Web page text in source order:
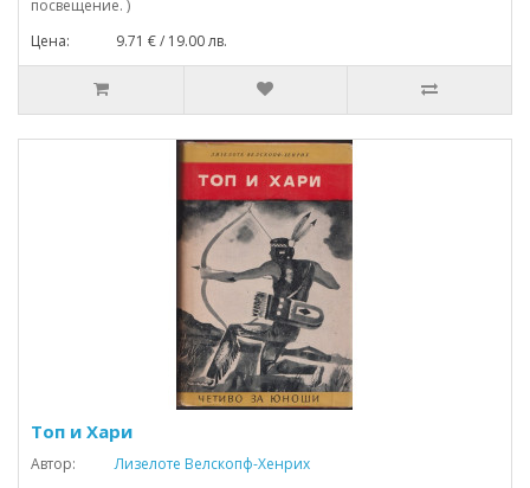
посвещение. )
Цена: 9.71 € / 19.00 лв.
Топ и Хари
Автор:
Лизелоте Велскопф-Хенрих